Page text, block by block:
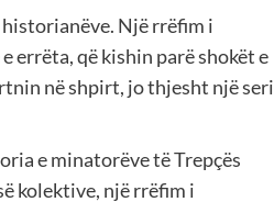
Një rrëfim i
errëta, që kishin parë shokët e
në shpirt, jo thjesht një seri
e minatorëve të Trepçës
kolektive, një rrëfim i